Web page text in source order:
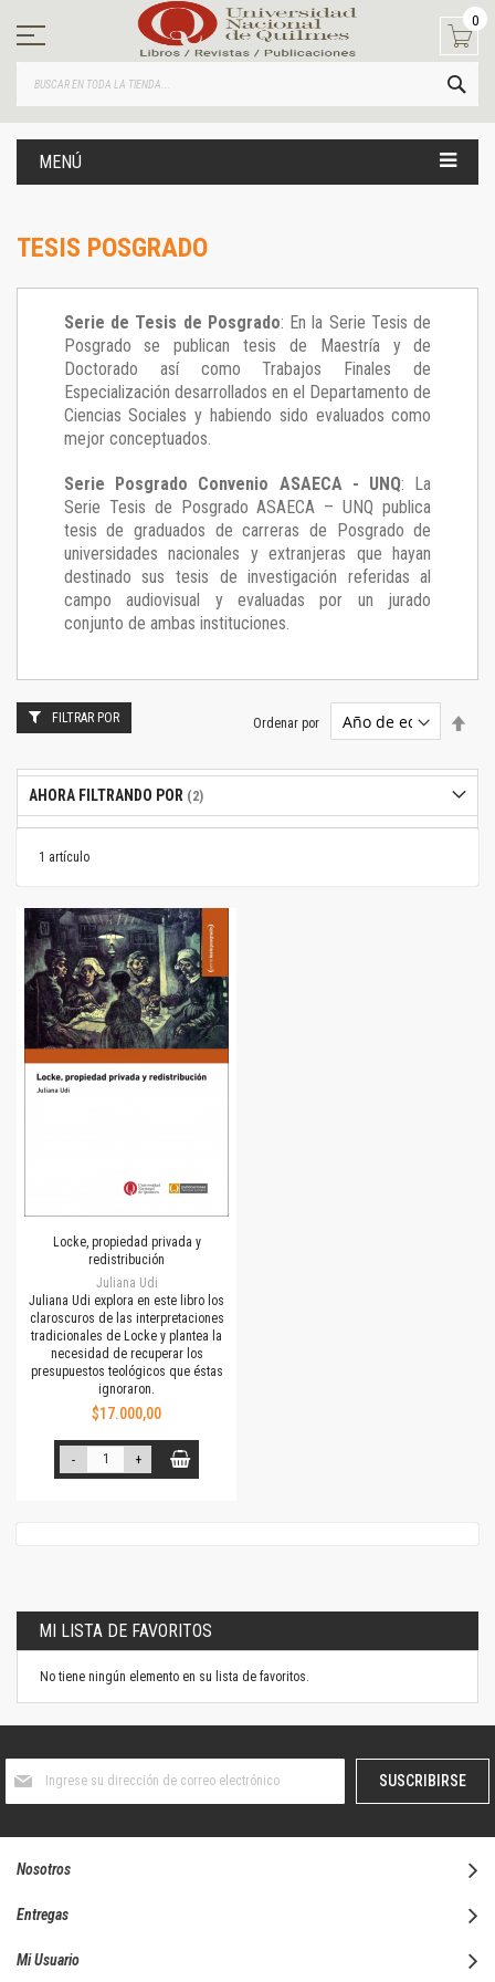
contenido
0
MENÚ
TESIS POSGRADO
Serie de Tesis de Posgrado: En la Serie Tesis de
Posgrado se publican tesis de Maestría y de
Doctorado así como Trabajos Finales de
Especialización desarrollados en el Departamento de
Ciencias Sociales y habiendo sido evaluados como
mejor conceptuados.
Serie Posgrado Convenio ASAECA - UNQ: La
Serie Tesis de Posgrado ASAECA – UNQ publica
tesis de graduados de carreras de Posgrado de
universidades nacionales y extranjeras que hayan
destinado sus tesis de investigación referidas al
campo audiovisual y evaluadas por un jurado
conjunto de ambas instituciones.
1 artículo
Ordenar por
Locke, propiedad privada y
redistribución
Juliana Udi
Juliana Udi explora en este libro los
claroscuros de las interpretaciones
tradicionales de Locke y plantea la
necesidad de recuperar los
presupuestos teológicos que éstas
ignoraron.
$17.000,00
- +
FILTRAR POR
AHORA FILTRANDO POR
MI LISTA DE FAVORITOS
No tiene ningún elemento en su lista de favoritos.
boletín
SUSCRIBIRSE
Nosotros
Entregas
Mi Usuario